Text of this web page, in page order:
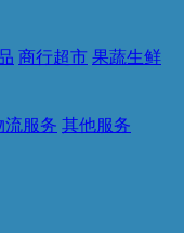
商行超市 果蔬生鲜
流服务 其他服务